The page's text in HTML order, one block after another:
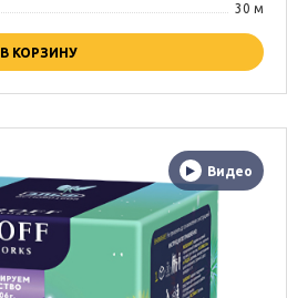
30 м
В КОРЗИНУ
Видео